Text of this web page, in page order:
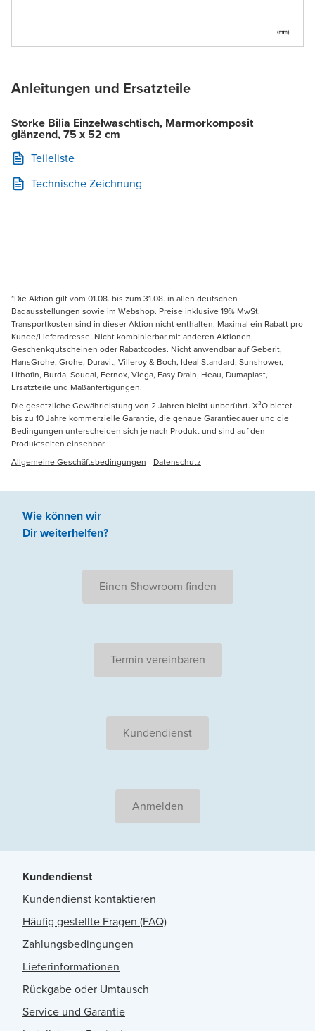
Anleitungen und Ersatzteile
Storke Bilia Einzelwaschtisch, Marmorkomposit
glänzend, 75 x 52 cm
Teileliste
Technische Zeichnung
*Die Aktion gilt vom 01.08. bis zum 31.08. in allen deutschen
Badausstellungen sowie im Webshop. Preise inklusive 19% MwSt.
Transportkosten sind in dieser Aktion nicht enthalten. Maximal ein Rabatt pro
Kunde/Lieferadresse. Nicht kombinierbar mit anderen Aktionen,
Geschenkgutscheinen oder Rabattcodes. Nicht anwendbar auf Geberit,
HansGrohe, Grohe, Duravit, Villeroy & Boch, Ideal Standard, Sunshower,
Lithofin, Burda, Soudal, Fernox, Viega, Easy Drain, Heau, Dumaplast,
Ersatzteile und Maßanfertigungen.
Die gesetzliche Gewährleistung von 2 Jahren bleibt unberührt. X²O bietet
bis zu 10 Jahre kommerzielle Garantie, die genaue Garantiedauer und die
Bedingungen unterscheiden sich je nach Produkt und sind auf den
Produktseiten einsehbar.
Allgemeine Geschäftsbedingungen - Datenschutz
Wie können wir
Dir weiterhelfen?
Einen Showroom finden
Termin vereinbaren
Kundendienst
Anmelden
Kundendienst
Kundendienst kontaktieren
Häufig gestellte Fragen (FAQ)
Zahlungsbedingungen
Lieferinformationen
Rückgabe oder Umtausch
Service und Garantie